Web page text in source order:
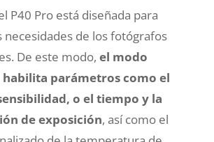
P40 Pro está diseñada para
necesidades de los fotógrafos
De este modo, el modo
parámetros como el
o el tiempo y la
de exposición, así como el